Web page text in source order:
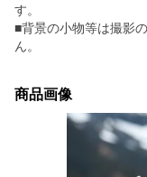
す。
■背景の小物等は撮影
ん。
商品画像